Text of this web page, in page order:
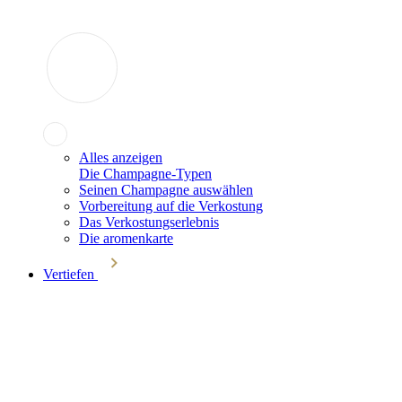
Alles anzeigen
Die Champagne-Typen
Seinen Champagne auswählen
Vorbereitung auf die Verkostung
Das Verkostungserlebnis
Die aromenkarte
Vertiefen